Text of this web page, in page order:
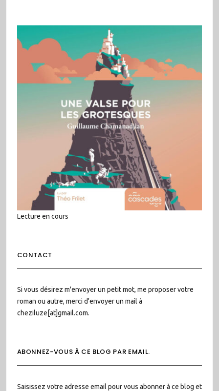
Lecture en cours
CONTACT
Si vous désirez m'envoyer un petit mot, me proposer votre
roman ou autre, merci d'envoyer un mail à
cheziluze[at]gmail.com.
ABONNEZ-VOUS À CE BLOG PAR EMAIL.
Saisissez votre adresse email pour vous abonner à ce blog et